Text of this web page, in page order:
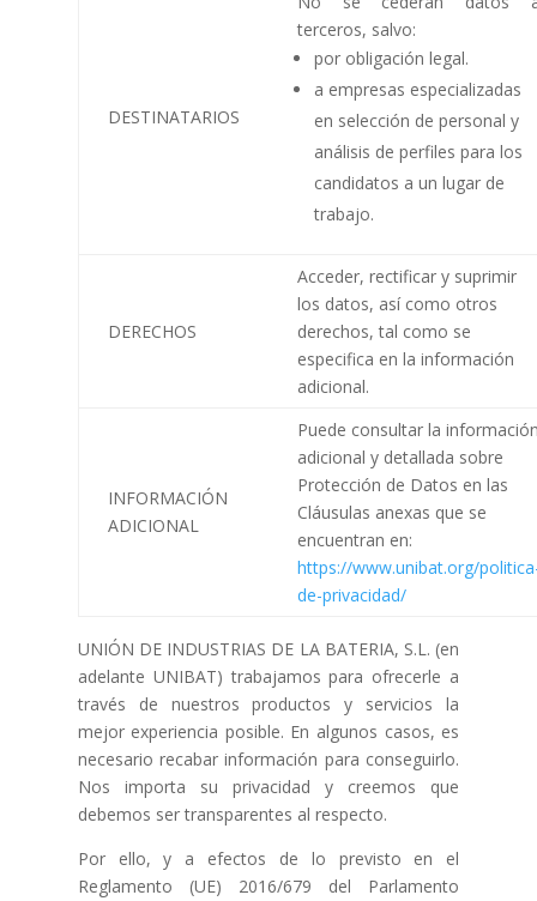
DESTINATARIOS
terceros, salvo:
por obligación legal.
a empresas especializadas
en selección de personal y
análisis de perfiles para los
candidatos a un lugar de
trabajo.
DERECHOS
Acceder, rectificar y suprimir
los datos, así como otros
derechos, tal como se
especifica en la información
adicional.
INFORMACIÓN
ADICIONAL
Puede consultar la
adicional y detallada sobre
Protección de Datos en las
Cláusulas anexas que se
encuentran en:
https://www.unibat.org/
de-privacidad/
UNIÓN DE INDUSTRIAS DE LA BATERIA, S.L. (en
adelante UNIBAT) trabajamos para ofrecerle a
través de nuestros productos y servicios la
mejor experiencia posible. En algunos casos, es
necesario recabar información para conseguirlo.
Nos importa su privacidad y creemos que
debemos ser transparentes al respecto.
Por ello, y a efectos de lo previsto en el
Reglamento (UE) 2016/679 del Parlamento